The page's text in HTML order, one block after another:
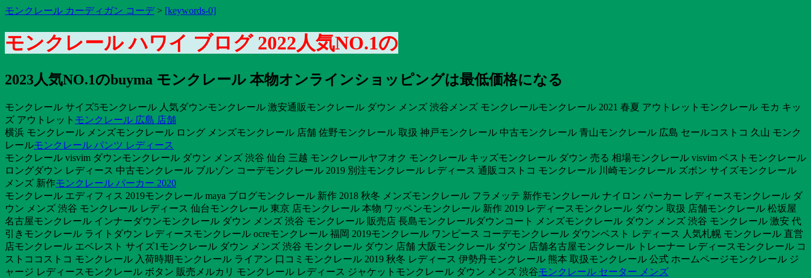
モンクレール カーディガン コーデ> [keywords-0]
モンクレール ハワイ ブログ 2022人気NO.1の
2023人気NO.1のbuyma モンクレール 本物オンラインショッピングは最低価格になる
モンクレール サイズ5モンクレール 人気ダウンモンクレール 激安通販モンクレール ダウン メンズ 渋谷メンズ モンクレールモンクレール 2021 春夏 アウトレットモンクレール モカ キッ
ズ アウトレット モンクレール 広島 店舗
横浜 モンクレール メンズモンクレール ロング メンズモンクレール 店舗 佐野モンクレール 取扱 神戸モンクレール 中古モンクレール 青山モンクレール 広島 セールコストコ 久山 モンク
レールモンクレール パンツ レディース
モンクレール visvim ダウンモンクレール ダウン メンズ 渋谷 仙台 三越 モンクレールヤフオク モンクレール キッズモンクレール ダウン 売る 相場モンクレール visvim ベストモンクレール
ロングダウン レディース 中古モンクレール ブルゾン コーデモンクレール 2019 別注モンクレール レディース 通販コストコ モンクレール 川崎モンクレール ズボン サイズモンクレール
メンズ 新作モンクレール パーカー 2020
モンクレール エディフィス 2019モンクレール maya ブログモンクレール 新作 2018 秋冬 メンズモンクレール フラメッテ 新作モンクレール ナイロン パーカー レディースモンクレール ダ
ウン メンズ 渋谷 モンクレール レディース 仙台モンクレール 東京 店モンクレール 本物 ワッペンモンクレール 新作 2019 レディースモンクレール ダウン 取扱 店舗モンクレール 松坂屋
名古屋モンクレール インナーダウンモンクレール ダウン メンズ 渋谷 モンクレール 販売店 長島モンクレールダウンコート メンズモンクレール ダウン メンズ 渋谷 モンクレール 激安 代
引きモンクレール ライトダウン レディースモンクレール ocreモンクレール 福岡 2019モンクレール ワンピース コーデモンクレール ダウンベスト レディース 人気札幌 モンクレール 直営
店モンクレール エベレスト サイズ1モンクレール ダウン メンズ 渋谷 モンクレール ダウン 店舗 大阪モンクレール ダウン 店舗名古屋モンクレール トレーナー レディースモンクレール コ
ストココストコ モンクレール 入荷時期モンクレール ライアン 口コミモンクレール 2019 秋冬 レディース 伊勢丹モンクレール 熊本 取扱モンクレール 公式 ホームページモンクレール ジ
ャージ レディースモンクレール ボタン 販売メルカリ モンクレール レディース ジャケットモンクレール ダウン メンズ 渋谷モンクレール セーター メンズ